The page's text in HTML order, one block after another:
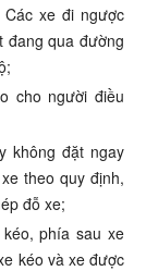
xe đi ngược
đang qua đường
cho người điều
không đặt ngay
theo quy định,
đỗ xe;
phía sau xe
kéo và xe được